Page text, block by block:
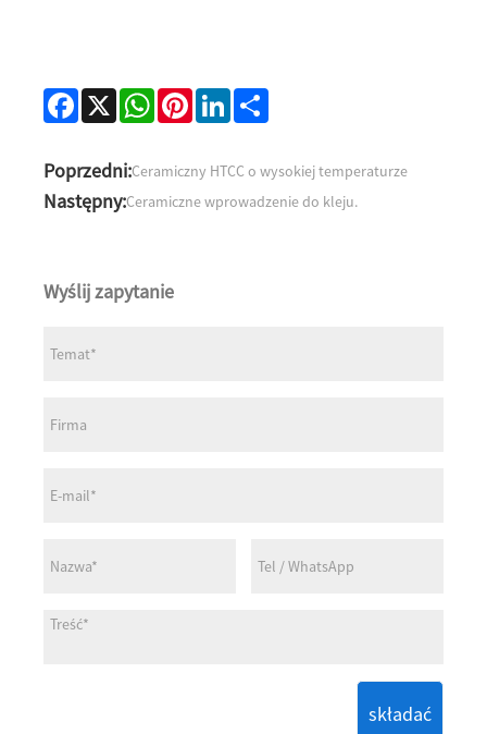
Facebook
X WhatsAppPinterestLinkedIn
Poprzedni:Ceramiczny HTCC o wysokiej temperaturze
Następny:Ceramiczne wprowadzenie do kleju.
Wyślij zapytanie
składać